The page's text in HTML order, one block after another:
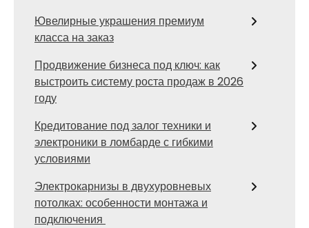
Ювелирные украшения премиум
класса на заказ
Продвижение бизнеса под ключ: как
выстроить систему роста продаж в 2026
году
Кредитование под залог техники и
электроники в ломбарде с гибкими
условиями
Электрокарнизы в двухуровневых
потолках: особенности монтажа и
подключения